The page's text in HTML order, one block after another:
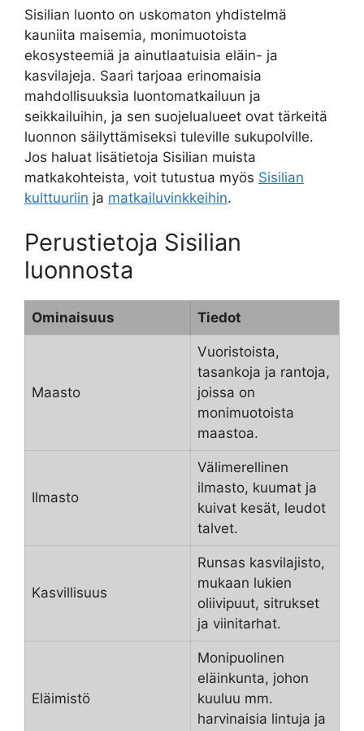
Sisilian luonto on uskomaton yhdistelmä
kauniita maisemia, monimuotoista
ekosysteemiä ja ainutlaatuisia eläin- ja
kasvilajeja. Saari tarjoaa erinomaisia
mahdollisuuksia luontomatkailuun ja
seikkailuihin, ja sen suojelualueet ovat tärkeitä
luonnon säilyttämiseksi tuleville sukupolville.
Jos haluat lisätietoja Sisilian muista
matkakohteista, voit tutustua myös Sisilian
kulttuuriin ja matkailuvinkkeihin.
Perustietoja Sisilian
luonnosta
Ominaisuus Tiedot
Maasto
Vuoristoista,
tasankoja ja rantoja,
joissa on
monimuotoista
maastoa.
Ilmasto
Välimerellinen
ilmasto, kuumat ja
kuivat kesät, leudot
talvet.
Kasvillisuus
Runsas kasvilajisto,
mukaan lukien
oliivipuut, sitrukset
ja viinitarhat.
Eläimistö
Monipuolinen
eläinkunta, johon
kuuluu mm.
harvinaisia lintuja ja